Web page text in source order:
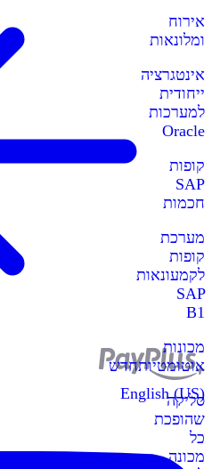
אירוח
ומלונאות
אינטגרציה
ייחודית
למערכות
Oracle
קופות
SAP
חכמות
מערכת
קופות
לקמעונאות
SAP
B1
מכונות
אוטומטיותחדש
סליקה
שהופכת
כל
מכונה
English (US)